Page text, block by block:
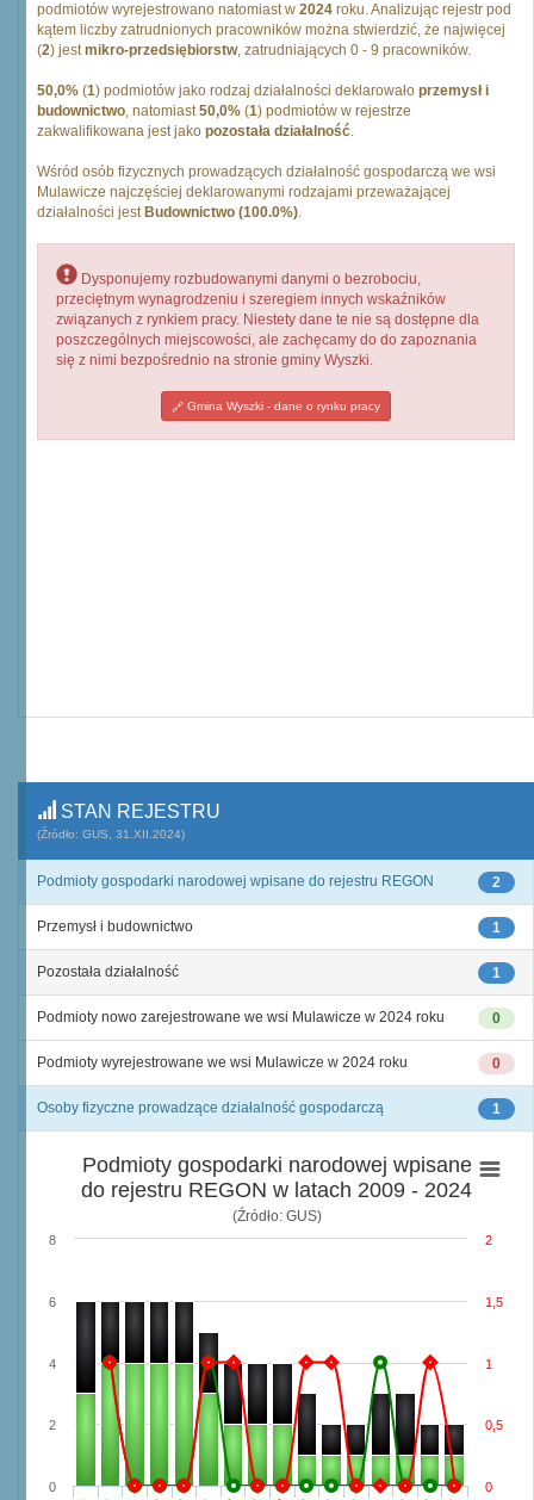
podmiotów wyrejestrowano natomiast w 2024 roku. Analizując rejestr pod
kątem liczby zatrudnionych pracowników można stwierdzić, że najwięcej
(2) jestmikro-przedsiębiorstw, zatrudniających 0 - 9 pracowników.
50,0% (1) podmiotów jako rodzaj działalności deklarowało przemysł i
budownictwo, natomiast50,0% (1) podmiotów w rejestrze
zakwalifikowana jest jako pozostała działalność.
Wśród osób fizycznych prowadzących działalność gospodarczą we wsi
Mulawicze najczęściej deklarowanymi rodzajami przeważającej
działalności jest Budownictwo (100.0%).
Dysponujemy rozbudowanymi danymi o bezrobociu,
przeciętnym wynagrodzeniu i szeregiem innych wskaźników
związanych z rynkiem pracy. Niestety dane te nie są dostępne dla
poszczególnych miejscowości, ale zachęcamy do do zapoznania
się z nimi bezpośrednio na stronie gminy Wyszki.
Gmina Wyszki - dane o rynku pracy
STAN REJESTRU
(Źródło: GUS, 31.XII.2024)
2
Podmioty gospodarki narodowej wpisane do rejestru REGON
1
Przemysł i budownictwo
1
Pozostała działalność
0
Podmioty nowo zarejestrowane we wsi Mulawicze w 2024 roku
0
Podmioty wyrejestrowane we wsi Mulawicze w 2024 roku
1
Osoby fizyczne prowadzące działalność gospodarczą
Podmioty gospodarki narodowej wpisane
do rejestru REGON w latach 2009 - 2024
(Źródło: GUS)
0
2
4
6
8
0
0,5
1
1,5
2